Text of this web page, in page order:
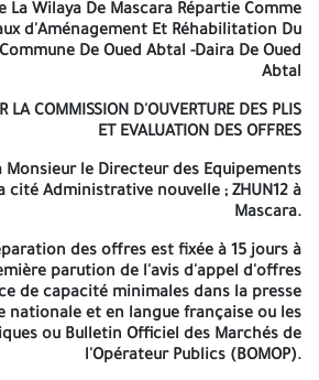
la mention:« Dossier de candidature», «
« Offre financière » Les trois enveloppes
comporter le nom et l'adresse du
extérieure devra comporter la
National Ouvert Après L'annulation N° 10
Cycle Moyen (Y Compris Le Chauffage -
De Mascara Répartie Comme Suit:Lot
Et Réhabilitation Du CEM Kaddouri
LA COMMISSION D'OUVERTURE DES PLIS ET
EVALUATION DES OFFRES
le Directeur des Equipements Publics, sis
nouvelle ; ZHUN12 à Mascara.
La Wilaya De Mascara Répartie Comme
d'Aménagement Et Réhabilitation Du
De Oued Abtal -Daira De Oued
Abtal
LA COMMISSION D'OUVERTURE DES PLIS
ET EVALUATION DES OFFRES
Monsieur le Directeur des Equipements
cité Administrative nouvelle ; ZHUN12 à
Mascara.
des offres est fixée à 15 jours à
parution de l'avis d'appel d'offres
de capacité minimales dans la presse
nationale et en langue française ou les
ou Bulletin Officiel des Marchés de
l'Opérateur Publics (BOMOP).